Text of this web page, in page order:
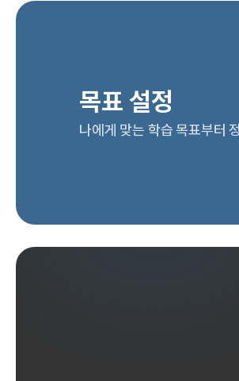
목표 설정
나에게 맞는 학습 목표부터